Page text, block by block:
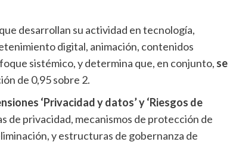
digital, animación, contenidos
sistémico, y determina que, en conjunto, se
de 0,95 sobre 2.
‘Privacidad y datos’ y ‘Riesgos de
de privacidad, mecanismos de protección de
y estructuras de gobernanza de